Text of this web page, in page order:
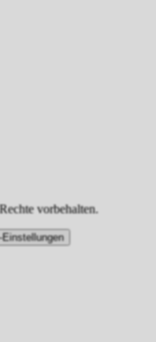
vorbehalten.
Einstellungen